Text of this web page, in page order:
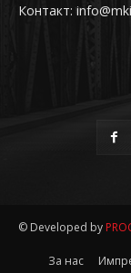
Контакт:
© Developed by
За нас